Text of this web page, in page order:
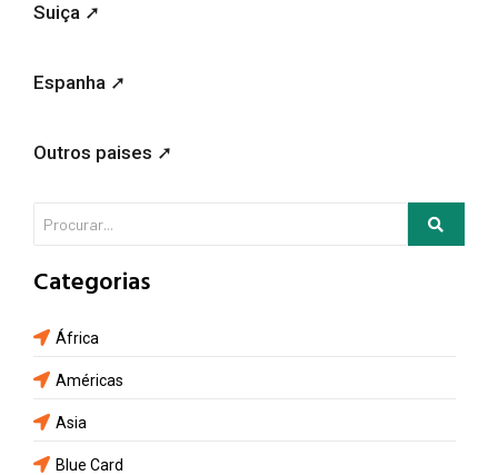
Suiça ➚
Espanha ➚
Outros paises ➚
Categorias
África
Américas
Asia
Blue Card